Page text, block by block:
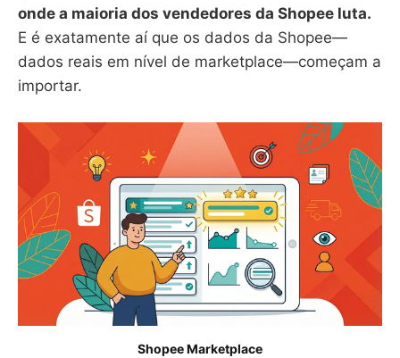
onde a maioria dos vendedores da Shopee luta.
E é exatamente aí que os dados da Shopee—
dados reais em nível de marketplace—começam a
importar.
Shopee Marketplace